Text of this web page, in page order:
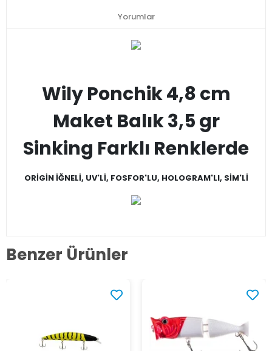
Yorumlar
Wily Ponchik 4,8 cm
Maket Balık 3,5 gr
Sinking Farklı Renklerde
ORİGİN İĞNELİ, UV'Lİ, FOSFOR'LU, HOLOGRAM'LI, SİM'Lİ
Benzer Ürünler